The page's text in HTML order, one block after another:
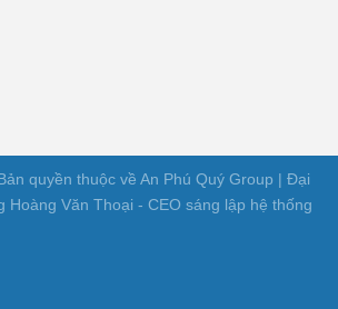
quyền thuộc về An Phú Quý Group | Đại
Hoàng Văn Thoại - CEO sáng lập hệ thống